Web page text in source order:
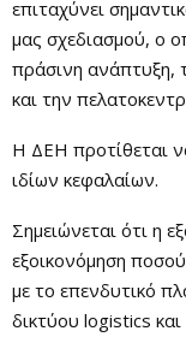
επιταχύνει
μας σχεδιασμού, ο
πράσινη ανάπτυξη,
και την
Η ΔΕΗ προτίθεται
ιδίων κεφαλαίων.
Σημειώνεται ότι η
εξοικονόμηση
με το επενδυτικό
δικτύου logistics